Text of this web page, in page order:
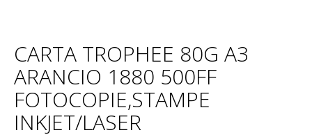
CARTA TROPHEE 80G A3
ARANCIO 1880 500FF
FOTOCOPIE,STAMPE
INKJET/LASER